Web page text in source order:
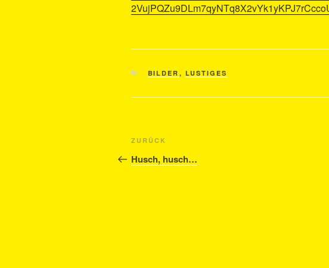
KATEGORIEN
BILDER , LUSTIGES
Beitragsnavigation
Vorheriger
Beitrag
ZURÜCK
Husch, husch…